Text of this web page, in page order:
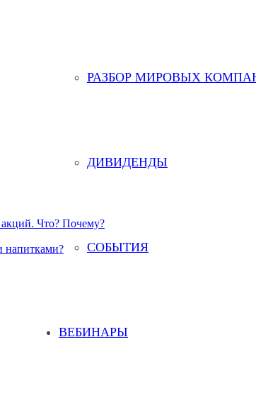
РАЗБОР МИРОВЫХ
ДИВИДЕНДЫ
СОБЫТИЯ
ВЕБИНАРЫ
акций. Что? Почему?
напитками?